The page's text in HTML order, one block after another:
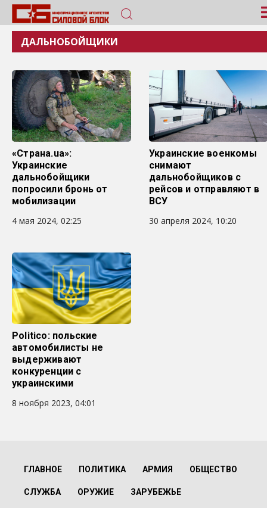
ДАЛЬНОБОЙЩИКИ
«Страна.ua»:
Украинские
дальнобойщики
попросили бронь от
мобилизации
4 мая 2024, 02:25
Украинские военкомы
снимают
дальнобойщиков с
рейсов и отправляют в
ВСУ
30 апреля 2024, 10:20
Politico: польские
автомобилисты не
выдерживают
конкуренции с
украинскими
8 ноября 2023, 04:01
ГЛАВНОЕ ПОЛИТИКА АРМИЯ ОБЩЕСТВО
СЛУЖБА ОРУЖИЕ ЗАРУБЕЖЬЕ